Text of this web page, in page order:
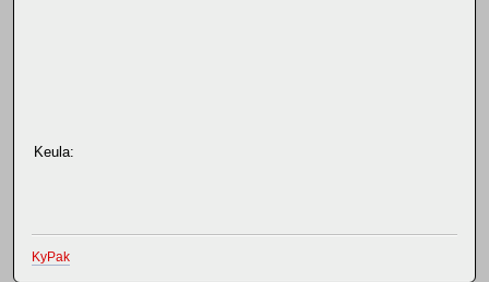
Keula:
KyPak